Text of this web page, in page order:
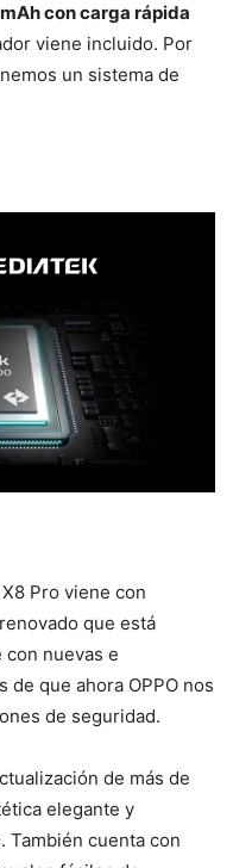
con carga rápida
viene incluido. Por
un sistema de
Pro viene con
que está
con nuevas e
de que ahora OPPO nos
de seguridad.
de más de
elegante y
También cuenta con